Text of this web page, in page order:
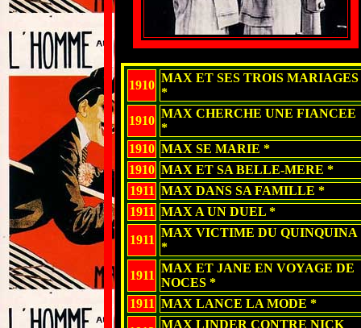
1910
MAX ET SES TROIS MARIAGES
*
1910
MAX CHERCHE UNE FIANCEE
*
1910 MAX SE MARIE *
1910 MAX ET SA BELLE-MERE *
1911 MAX DANS SA FAMILLE *
1911 MAX A UN DUEL *
1911
MAX VICTIME DU QUINQUINA
*
1911
MAX ET JANE EN VOYAGE DE
NOCES *
1911 MAX LANCE LA MODE *
MAX LINDER CONTRE NICK